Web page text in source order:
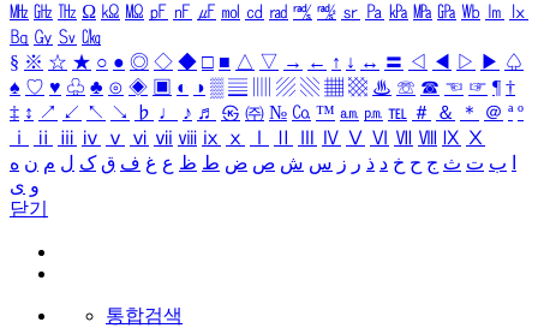
㎒ ㎓ ㎔ Ω ㏀ ㏁ ㎊ ㎋ ㎌ ㏖ ㏅ ㎭ ㎮ ㎯ ㏛ ㎩ ㎪ ㎫ ㎬ ㏝ ㏐
㏓
㏃ ㏉ ㏜ ㏆
§ ※ ☆ ★ ○ ● ◎ ◇ ◆ □ ■ △ ▽ → ← ↑ ↓ ↔ 〓 ◁ ◀ ▷ ▶ ♤
♠ ♡ ♥ ♧ ♣ ⊙ ◈ ▣ ◐ ◑ ▒ ▤ ▨ ▧ ▦ ▩ ♨ ☏ ☎ ☜ ☞ ¶ †
‡ ↕ ↗ ↙ ↖ ↘ ♭ ♩ ♪ ♬ ㉿ ㈜ № ㏇ ™ ㏂ ㏘ ℡ ＃ ＆ ＊ ＠ ª º
ⅰ
ⅱ ⅲ ⅳ ⅴ ⅵ ⅶ ⅷ ⅸ ⅹ Ⅳ Ⅴ Ⅵ Ⅶ Ⅷ Ⅸ Ⅹ
ب ت ث ج ح خ د ذ ر ز س ش ص ض ط ظ ع غ ف ق ک ل م ن ه
و ی
닫기
통합검색